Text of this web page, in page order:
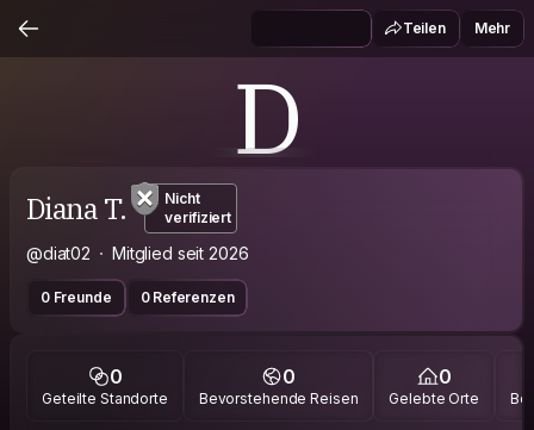
Teilen Mehr
D
Diana T.
Nicht
verifiziert
@diat02 Mitglied seit 2026
0 Freunde 0 Referenzen
0
Geteilte Standorte
0
Bevorstehende Reisen
0
Gelebte Orte